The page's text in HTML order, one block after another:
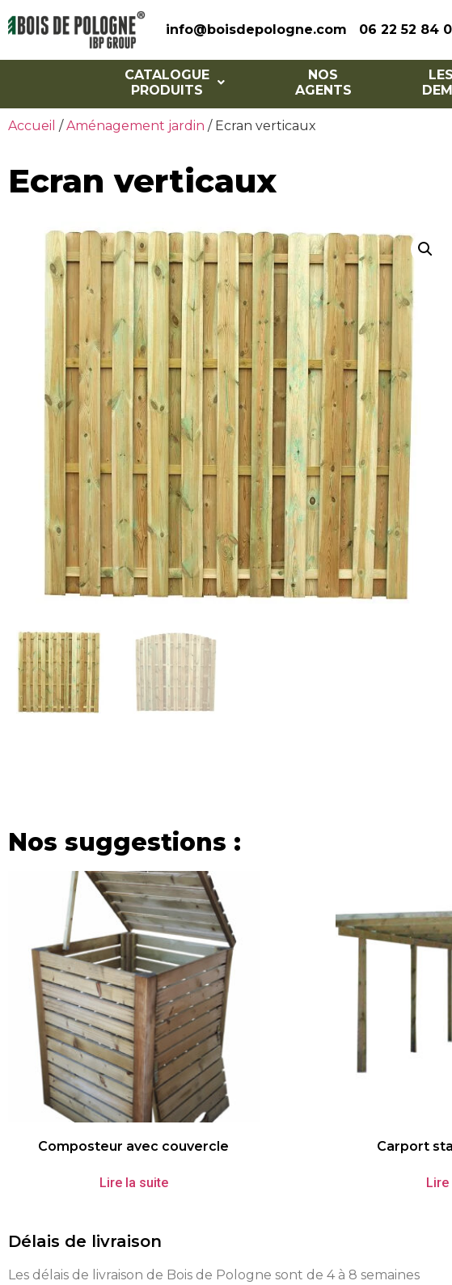
info@boisdepologne.com 06 22 52 84
CATALOGUE
PRODUITS
NOS
AGENTS
Accueil /Aménagement jardin / Ecran verticaux
Ecran verticaux
Nos suggestions :
Composteur avec couvercle
Lire la suite
Carport
Lire
Délais de livraison
Les délais de livraison de Bois de Pologne sont de 4 à 8 semaines